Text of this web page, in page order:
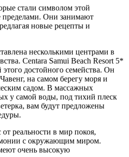
стали символом этой
пределами. Они занимают
новые рецепты и
несколькими центрами в
Centara Samui Beach Resort 5*
достойного семейства. Он
на самом берегу моря и
садом. В массажных
у самой воды, под тихий плеск
вам будут предложены
реальности в мир покоя,
с окружающим миром.
очень высокую